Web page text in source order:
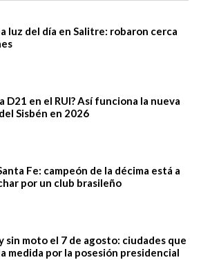
luz del día en Salitre: robaron cerca
D21 en el RUI? Así funciona la nueva
Sisbén en 2026
Fe: campeón de la décima está a
por un club brasileño
sin moto el 7 de agosto: ciudades que
medida por la posesión presidencial